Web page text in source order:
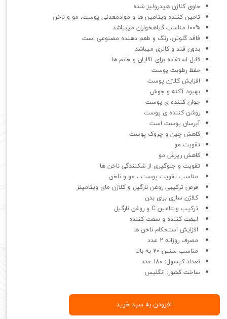
حاوی کلاژن هیدرولیز شده
تامین کننده ویتامین ها و موادمعدنی پوست، مو و ناخن
100% مناسب گیاهخواران میبیاشد
فاقد گلوتن، رنگ و طعم دهنده مصنوعی است
بدون قند و کالری میباشد
قابل استفاده برای آقایان و خانم ها
حفظ رطوبت پوست
افزایش کلاژن پوست
بهبود آکنه و جوش
جوان کننده ی پوست
روشن کننده ی پوست
آبرسان پوست است
کاهش چین و چروک پوست
تقویت مو
کاهش ریزش مو
تقویت و جلوگیری از شکنندگی ناخن ها
مناسب تقویت پوست ، مو و ناخن
قرص ترکیبی روغن نارگیل و کلاژن مای‌ ویتامینز
کلاژن سازی برای بدن
ترکیب ویتامین C و روغن نارگیل
لیفت کننده و سفت کننده
افزایش استحکام ناخن ها
مصرف روزانه 2 عدد
مناسب سنین 20 به بالا
تعداد کپسول: 180 عدد
ساخت کشور: انگلیس
افزودن به سبد خرید